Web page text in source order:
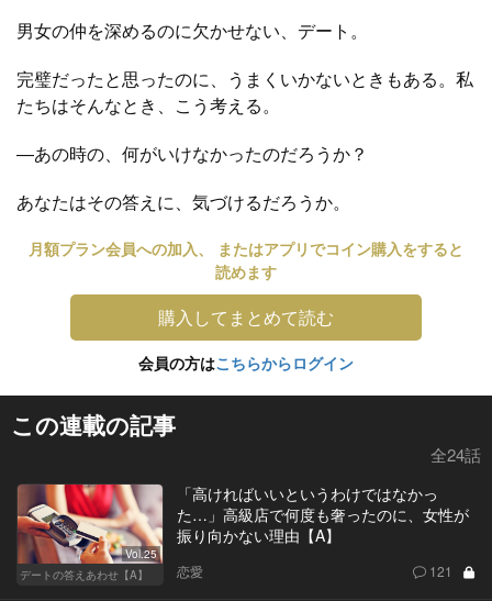
男女の仲を深めるのに欠かせない、デート。
完璧だったと思ったのに、うまくいかないときもある。私
たちはそんなとき、こう考える。
―あの時の、何がいけなかったのだろうか？
あなたはその答えに、気づけるだろうか。
月額プラン会員への加入、 またはアプリでコイン購入をすると
読めます
購入してまとめて読む
会員の方はこちらからログイン
この連載の記事
全24話
Vol.25
デートの答えあわせ【A】
「高ければいいというわけではなかっ
た…」高級店で何度も奢ったのに、女性が
振り向かない理由【A】
恋愛 121